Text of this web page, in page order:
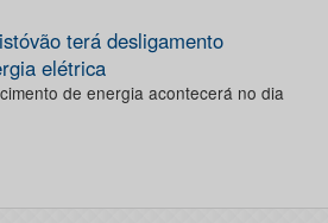
terá desligamento
elétrica
de energia acontecerá no dia